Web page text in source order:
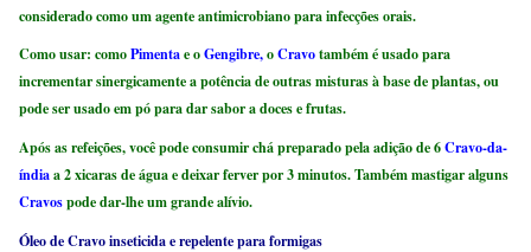
considerado como um agente antimicrobiano para infecções orais.
Como usar: comoPimentae oGengibre,oCravotambém é usado para
incrementar sinergicamente a potência de outras misturas à base de plantas, ou
pode ser usado em pó para dar sabor a doces e frutas.
Após as refeições, você pode consumir chá preparado pela adição de 6Cravo-da-
índiaa 2 xicaras de água e deixar ferver por 3 minutos. Também mastigar alguns
Cravospode dar-lhe um grande alívio.
Óleo de Cravo inseticida e repelente para formigas